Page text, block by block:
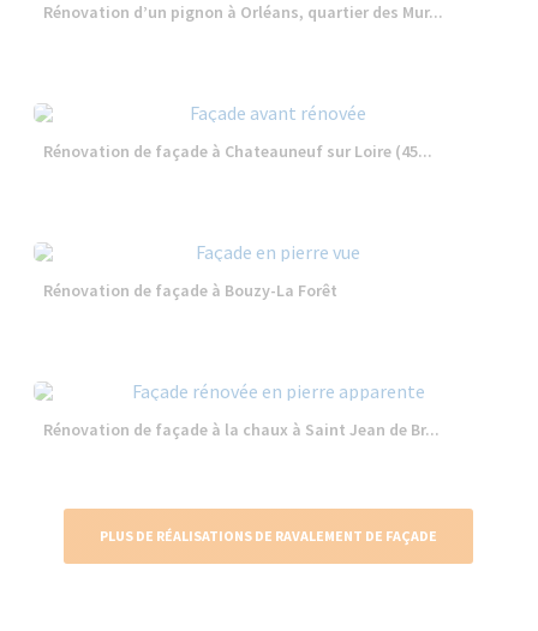
Rénovation d’un pignon à Orléans, quartier des Mur...
Rénovation de façade à Chateauneuf sur Loire (45...
Rénovation de façade à Bouzy-La Forêt
Rénovation de façade à la chaux à Saint Jean de Br...
PLUS DE RÉALISATIONS DE RAVALEMENT DE FAÇADE